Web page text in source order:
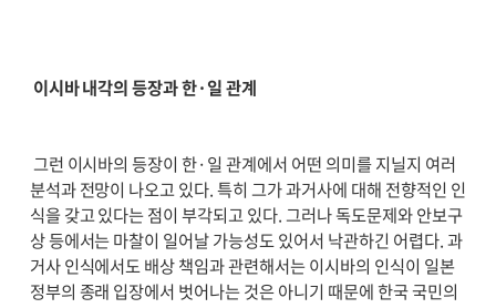
이시바 내각의 등장과 한·일 관계
그런 이시바의 등장이 한·일 관계에서 어떤 의미를 지닐지 여러
분석과 전망이 나오고 있다. 특히 그가 과거사에 대해 전향적인 인
식을 갖고 있다는 점이 부각되고 있다. 그러나 독도문제와 안보구
상 등에서는 마찰이 일어날 가능성도 있어서 낙관하긴 어렵다. 과
거사 인식에서도 배상 책임과 관련해서는 이시바의 인식이 일본
정부의 종래 입장에서 벗어나는 것은 아니기 때문에 한국 국민의